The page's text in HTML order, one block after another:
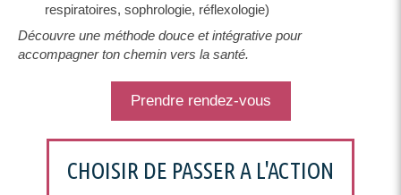
respiratoires, sophrologie, réflexologie)
Découvre une méthode douce et intégrative pour
accompagner ton chemin vers la santé.
Prendre rendez-vous
CHOISIR DE PASSER A L'ACTION